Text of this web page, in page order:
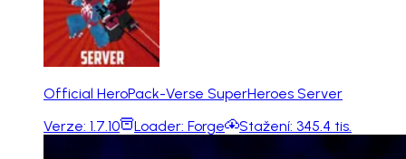
Official HeroPack-Verse SuperHeroes Server
Verze: 1.7.10 Loader: Forge Stažení: 345.4 tis.